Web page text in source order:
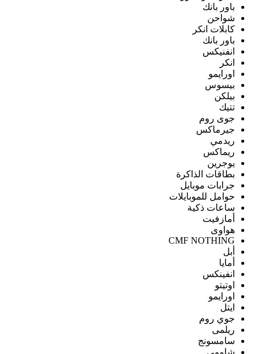
باور بانك
شواحن
كابلات انكر
باور بانك
انفنيكس
انكر
اورايمو
بيسوس
بيلكن
تتيك
جوى روم
جيرماكس
ريدمي
ريماكس
يوجرين
بطاقات الذاكرة
جرابات موبايل
حوامل للموبايلات
ساعات ذكية
أمازفيت
هواوى
CMF NOTHING
أبل
أمايا
انفينكس
اوتيتو
اورايمو
ايتل
جوي روم
ريلمى
سامسونج